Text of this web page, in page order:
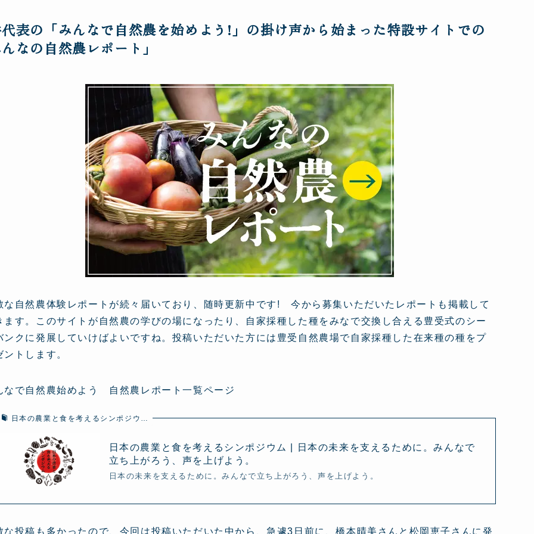
表の「みんなで自然農を始めよう!」の掛け声から始まった特設サイトでの
なの自然農レポート」
な自然農体験レポートが続々届いており、随時更新中です! 今から募集いただいたレポートも掲載して
ます。このサイトが自然農の学びの場になったり、自家採種した種をみなで交換し合える豊受式のシー
ンクに発展していけばよいですね。投稿いただいた方には豊受自然農場で自家採種した在来種の種をプ
ントします。
なで自然農始めよう 自然農レポート一覧ページ
日本の農業と食を考えるシンポジウ…
日本の農業と食を考えるシンポジウム | 日本の未来を支えるために。みんなで
立ち上がろう、声を上げよう。
日本の未来を支えるために。みんなで立ち上がろう、声を上げよう。
な投稿も多かったので、今回は投稿いただいた中から、急遽3日前に、橋本晴美さんと松岡恵子さんに発